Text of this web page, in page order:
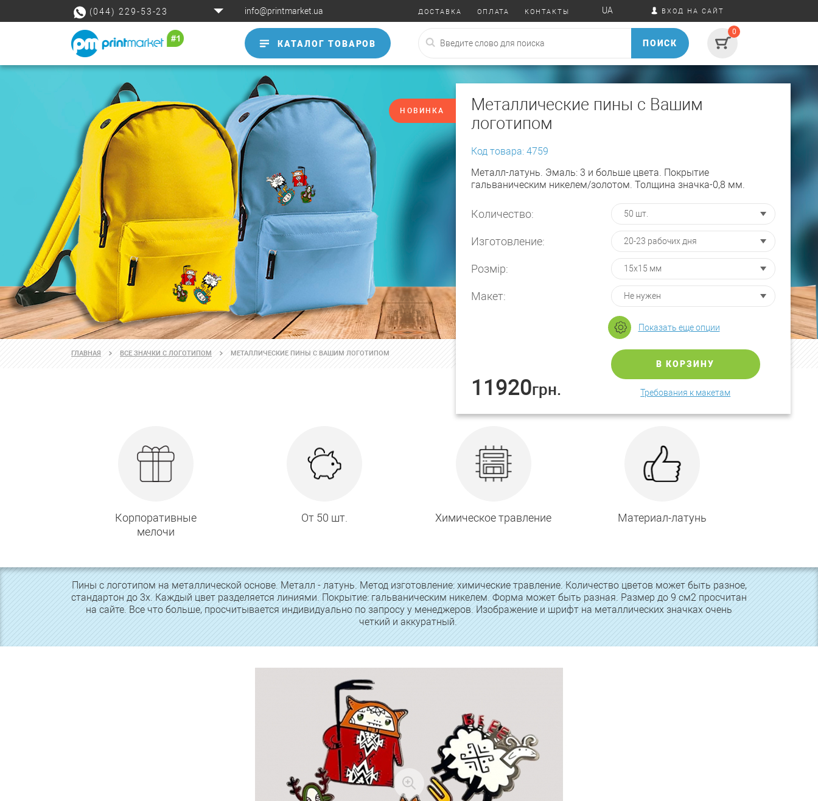
(044) 229-53-23 info@printmarket.ua ДОСТАВКА ОПЛАТА КОНТАКТЫ UA ВХОД НА САЙТ
КАТАЛОГ ТОВАРОВ ПОИСК
0
Металлические пины с Вашим
логотипом
Код товара: 4759
Металл-латунь. Эмаль: 3 и больше цвета. Покрытие
гальваническим никелем/золотом. Толщина значка-0,8 мм.
Количество:
Изготовление:
Розмір:
Макет:
Показать еще опции
11920грн.
В КОРЗИНУ
Требования к макетам
НОВИНКА
ГЛАВНАЯ ВСЕ ЗНАЧКИ С ЛОГОТИПОМ МЕТАЛЛИЧЕСКИЕ ПИНЫ С ВАШИМ ЛОГОТИПОМ
Корпоративные
мелочи
От 50 шт. Химическое травление Материал-латунь
Пины с логотипом на металлической основе. Металл - латунь. Метод изготовление: химические травление. Количество цветов может быть разное,
стандартон до 3х. Каждый цвет разделяется линиями. Покрытие: гальваническим никелем. Форма может быть разная. Размер до 9 см2 просчитан
на сайте. Все что больше, просчитывается индивидуально по запросу у менеджеров. Изображение и шрифт на металлических значках очень
четкий и аккуратный.